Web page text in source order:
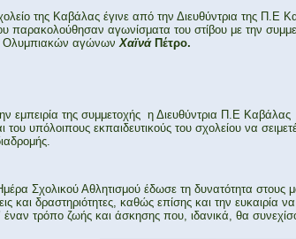
της Καβάλας έγινε από την Διευθύντρια της Π.Ε
παρακολούθησαν αγωνίσματα του στίβου με την
Ολυμπιακών αγώνωνΧαïνάΠέτρο.
εμπειρία της συμμετοχής η Διευθύντρια Π.Ε
του υπόλοιπους εκπαιδευτικούς του σχολείου να
Σχολικού Αθλητισμού έδωσε τη δυνατότητα στους
και δραστηριότητες, καθώς επίσης και την ευκαιρία
έναν τρόπο ζωής και άσκησης που, ιδανικά, θα